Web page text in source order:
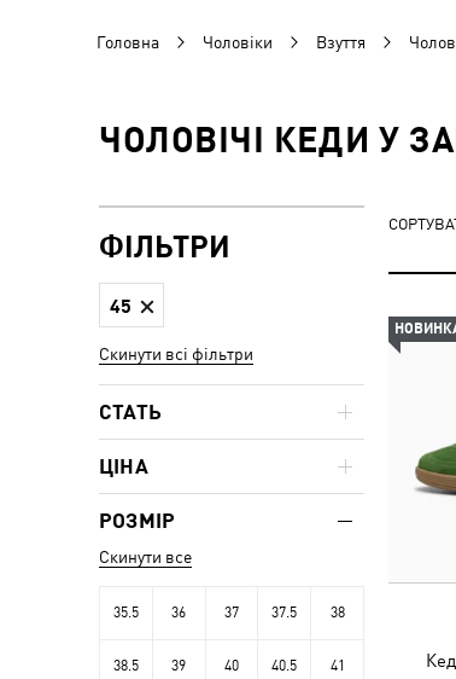
Головна Чоловіки Взуття
ЧОЛОВІЧІ КЕДИ У
ФІЛЬТРИ
45
Скинути всі фільтри
СТАТЬ
ЦІНА
РОЗМІР
Скинути все
35.5 36 37 37.5 38
38.5 39 40 40.5 41